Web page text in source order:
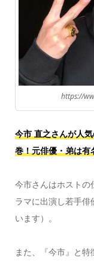
https://
今市 直之さんが人
巻！元俳優・弟は有
今市さんはホストの
ラマに出演し若手俳
います）。
また、『今市』と